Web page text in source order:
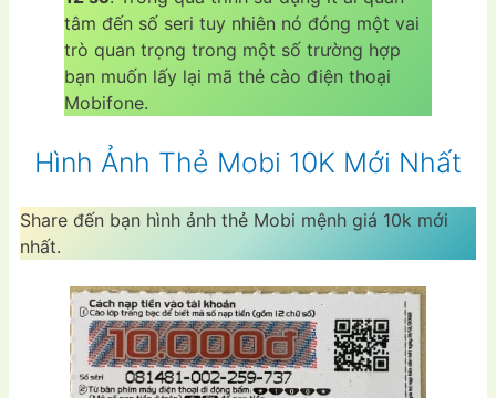
tâm đến số seri tuy nhiên nó đóng một vai
trò quan trọng trong một số trường hợp
bạn muốn lấy lại mã thẻ cào điện thoại
Mobifone.
Hình Ảnh Thẻ Mobi 10K Mới Nhất
Share đến bạn hình ảnh thẻ Mobi mệnh giá 10k mới
nhất.